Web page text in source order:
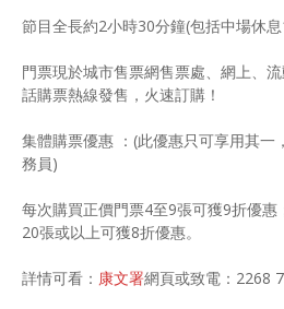
節目全長約2小時30分鐘(包括中場休
門票現於城市售票網售票處、網上、
話購票熱線發售，火速訂購！
集體購票優惠 ：(此優惠只可享用其一
務員)
每次購買正價門票4至9張可獲9折優惠
20張或以上可獲8折優惠。
詳情可看： 康文署網頁或致電：2268